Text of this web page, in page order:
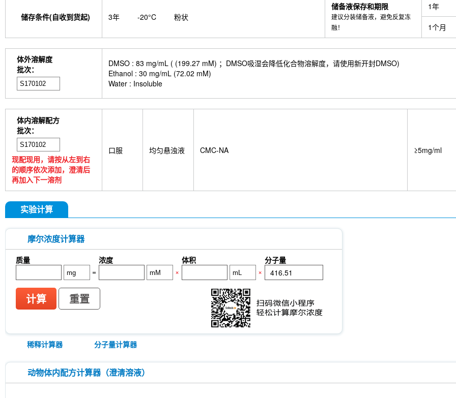
储存条件(自收到货起) 3年 -20°C 粉状
储备液保存和期限
建议分装储备液，避免反复冻
融！
1年
1个月
体外溶解度
批次：
DMSO : 83 mg/mL ( (199.27 mM) ；DMSO吸湿会降低化合物溶解度，请使用新开封DMSO)
Ethanol : 30 mg/mL (72.02 mM)
Water : Insoluble
体内溶解配方
批次：
现配现用，请按从左到右
的顺序依次添加，澄清后
再加入下一溶剂
口服 均匀悬浊液 CMC-NA ≥5mg/ml
实验计算
摩尔浓度计算器
质量 浓度 体积
分子量
=
× ×
计算 重置
稀释计算器 分子量计算器
动物体内配方计算器（澄清溶液）